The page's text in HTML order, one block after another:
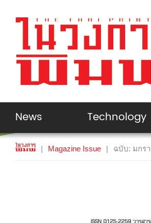
News Technology
Magazine Issue ฉบับ: มกร